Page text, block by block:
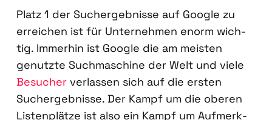
Platz 1 der Such­ergeb­nis­se auf Goog­le zu
errei­chen ist für Unter­neh­men enorm wich­
tig. Immer­hin ist Goog­le die am meis­ten
genutz­te Such­ma­schi­ne der Welt und vie­le
Besu­cher ver­las­sen sich auf die ers­ten
Such­ergeb­nis­se. Der Kampf um die obe­ren
Lis­ten­plät­ze ist also ein Kampf um Auf­merk­